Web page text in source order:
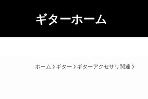
ギターホーム
ホーム ギター ギターアクセサリ関連